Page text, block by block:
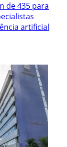
de 435 para
artificial